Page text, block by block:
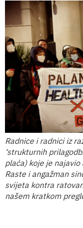
Radnice i radnici iz
‘strukturnih
plaća) koje je
Raste i angažman
svijeta kontra
našem kratkom